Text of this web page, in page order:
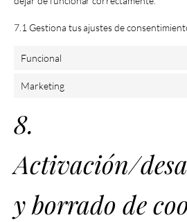
7.1 Gestiona tus ajustes de
Funcional
Marketing
8.
Activación/
y borrado de